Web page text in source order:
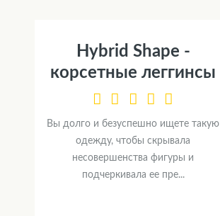
Hybrid Shape -
корсетные леггинсы
Вы долго и безуспешно ищете такую
одежду, чтобы скрывала
несовершенства фигуры и
подчеркивала ее пре...